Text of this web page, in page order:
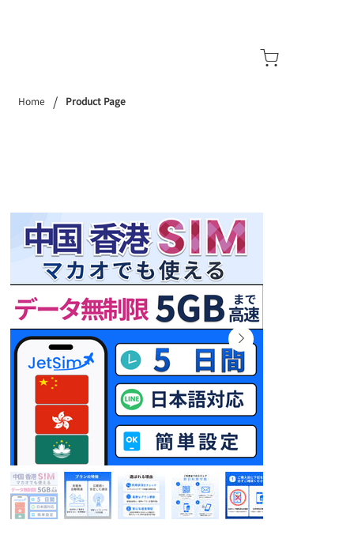
Home / Product Page